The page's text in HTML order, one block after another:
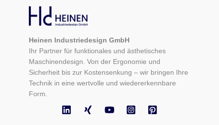
Heinen Industriedesign GmbH
Ihr Partner für funktionales und ästhetisches
Maschinendesign. Von der Ergonomie und
Sicherheit bis zur Kostensenkung – wir bringen Ihre
Technik in eine wertvolle und wiedererkennbare
Form.